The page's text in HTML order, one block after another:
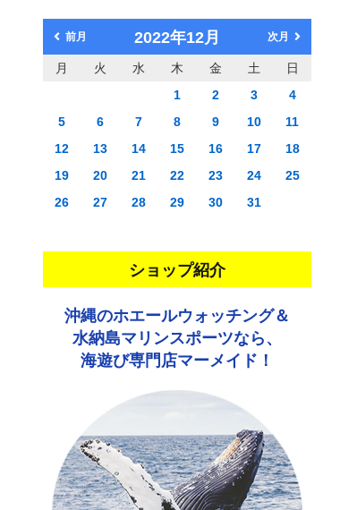
前月 2022年12月 次月
月 火 水 木 金 土
日
1
2 3
4
5
6 7 8 9 10
11
12
13 14 15 16 17
18
19
20 21 22 23 24
25
26
27 28 29 30 31
ショップ紹介
沖縄のホエールウォッチング＆
水納島マリンスポーツなら、
海遊び専門店マーメイド！